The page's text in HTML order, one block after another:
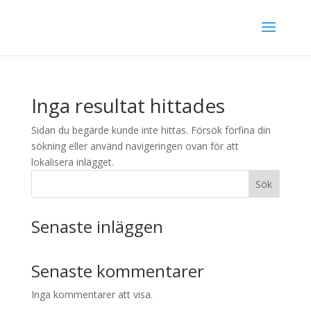
Inga resultat hittades
Sidan du begärde kunde inte hittas. Försök förfina din
sökning eller använd navigeringen ovan för att
lokalisera inlägget.
Sök
Senaste inläggen
Senaste kommentarer
Inga kommentarer att visa.